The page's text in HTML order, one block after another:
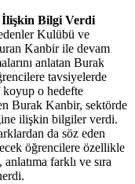
Bilgi Verdi
Kulübü ve
Kanbir ile devam
anlatan Burak
tavsiyelerde
o hedefte
Burak Kanbir, sektörde
ilişkin bilgiler verdi.
da söz eden
öğrencilere özellikle
anlatıma farklı ve sıra